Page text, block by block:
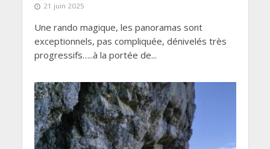
21 juin 2025
Une rando magique, les panoramas sont
exceptionnels, pas compliquée, dénivelés très
progressifs…..à la portée de...